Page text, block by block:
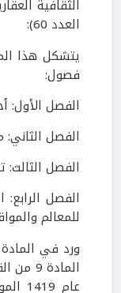
العدد 60):
فصول:
الفصل الأول:
الفصل
الفصل الثالث:
الفصل
للمعالم